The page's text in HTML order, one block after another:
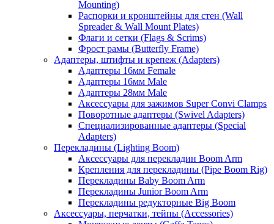
Mounting)
Распорки и кронштейны для стен (Wall
Spreader & Wall Mount Plates)
Флаги и сетки (Flags & Scrims)
Фрост рамы (Butterfly Frame)
Адаптеры, штифты и крепеж (Adapters)
Адаптеры 16мм Female
Адаптеры 16мм Male
Адаптеры 28мм Male
Аксессуары для зажимов Super Convi Clamps
Поворотные адаптеры (Swivel Adapters)
Специализированные адаптеры (Special
Adapters)
Перекладины (Lighting Boom)
Аксессуары для перекладин Boom Arm
Крепления для перекладины (Pipe Boom Rig)
Перекладины Baby Boom Arm
Перекладины Junior Boom Arm
Перекладины редукторные Big Boom
Аксессуары, перчатки, тейпы (Accessories)